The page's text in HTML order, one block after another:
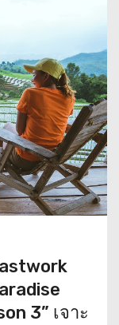
3” เจาะ